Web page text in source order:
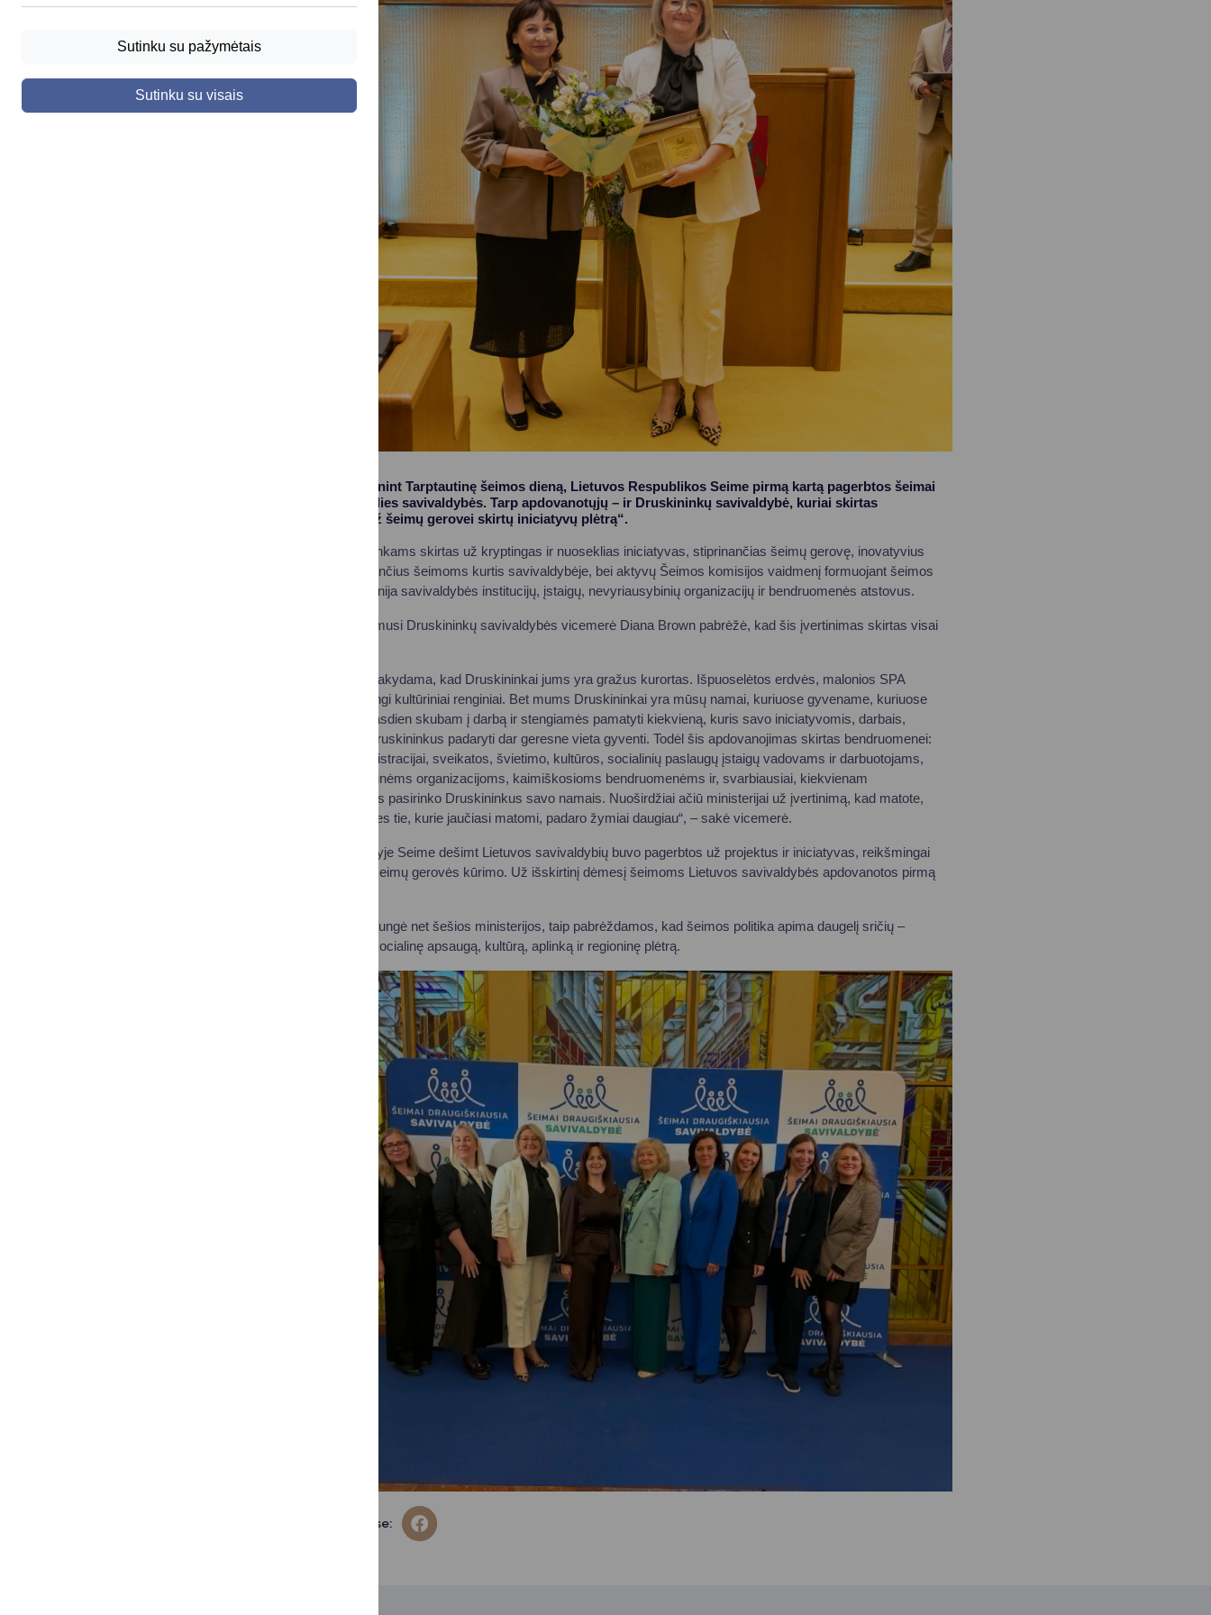
Sutinku su pažymėtais
Sutinku su visais
Pranešėjų apsauga
Asmens duomenų apsauga
Gegužės 15-ąją, minint Tarptautinę šeimos dieną, Lietuvos Respublikos Seime pirmą kartą pagerbtos šeimai
draugiškiausios šalies savivaldybės. Tarp apdovanotųjų – ir Druskininkų savivaldybė, kuriai skirtas
apdovanojimas „Už šeimų gerovei skirtų iniciatyvų plėtrą“.
Įvertinimas Druskininkams skirtas už kryptingas ir nuoseklias iniciatyvas, stiprinančias šeimų gerovę, inovatyvius
sprendimus, padedančius šeimoms kurtis savivaldybėje, bei aktyvų Šeimos komisijos vaidmenį formuojant šeimos
politiką. Komisija vienija savivaldybės institucijų, įstaigų, nevyriausybinių organizacijų ir bendruomenės atstovus.
Apdovanojimą atsiėmusi Druskininkų savivaldybės vicemerė Diana Brown pabrėžė, kad šis įvertinimas skirtas visai
„Turbūt nesuklysiu sakydama, kad Druskininkai jums yra gražus kurortas. Išpuoselėtos erdvės, malonios SPA
procedūros ir įspūdingi kultūriniai renginiai. Bet mums Druskininkai yra mūsų namai, kuriuose gyvename, kuriuose
auginame vaikus, kasdien skubam į darbą ir stengiamės pamatyti kiekvieną, kuris savo iniciatyvomis, darbais,
idėjomis stengiasi Druskininkus padaryti dar geresne vieta gyventi. Todėl šis apdovanojimas skirtas bendruomenei:
Savivaldybės administracijai, sveikatos, švietimo, kultūros, socialinių paslaugų įstaigų vadovams ir darbuotojams,
verslui, nevyriausybinėms organizacijoms, kaimiškosioms bendruomenėms ir, svarbiausiai, kiekvienam
druskininkiečiui, kuris pasirinko Druskininkus savo namais. Nuoširdžiai ačiū ministerijai už įvertinimą, kad matote,
girdite ir skatinate, nes tie, kurie jaučiasi matomi, padaro žymiai daugiau“, – sakė vicemerė.
Iškilmingame renginyje Seime dešimt Lietuvos savivaldybių buvo pagerbtos už projektus ir iniciatyvas, reikšmingai
prisidedančius prie šeimų gerovės kūrimo. Už išskirtinį dėmesį šeimoms Lietuvos savivaldybės apdovanotos pirmą
Prie iniciatyvos prisijungė net šešios ministerijos, taip pabrėždamos, kad šeimos politika apima daugelį sričių –
švietimą, sveikatą, socialinę apsaugą, kultūrą, aplinką ir regioninę plėtrą.
Dalintis soc. tinkluose: